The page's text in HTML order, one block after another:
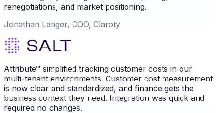
renegotiations, and market positioning.
Jonathan Langer, COO, Claroty
Attribute™ simplified tracking customer costs in our
multi-tenant environments. Customer cost measurement
is now clear and standardized, and finance gets the
business context they need. Integration was quick and
required no changes.